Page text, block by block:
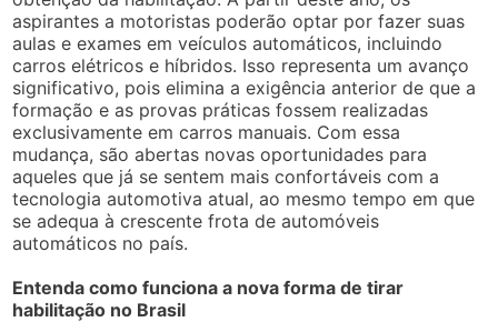
aspirantes a motoristas poderão optar por fazer suas
aulas e exames em veículos automáticos, incluindo
carros elétricos e híbridos. Isso representa um avanço
significativo, pois elimina a exigência anterior de que a
formação e as provas práticas fossem realizadas
exclusivamente em carros manuais. Com essa
mudança, são abertas novas oportunidades para
aqueles que já se sentem mais confortáveis com a
tecnologia automotiva atual, ao mesmo tempo em que
se adequa à crescente frota de automóveis
automáticos no país.
Entenda como funciona a nova forma de tirar
habilitação no Brasil